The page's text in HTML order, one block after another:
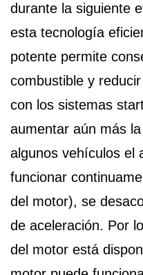
durante la siguiente
esta tecnología
potente permite
combustible y
con los sistemas
aumentar aún más
algunos vehículos el
funcionar
del motor), se
de aceleración. Por
del motor está